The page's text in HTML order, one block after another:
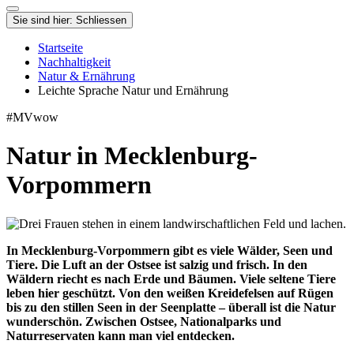
Sie sind hier: Schliessen
Startseite
Nachhaltigkeit
Natur & Ernährung
Leichte Sprache Natur und Ernährung
#MVwow
Natur in Mecklenburg-
Vorpommern
In Mecklenburg-Vorpommern gibt es viele Wälder, Seen und
Tiere. Die Luft an der Ostsee ist salzig und frisch. In den
Wäldern riecht es nach Erde und Bäumen. Viele seltene Tiere
leben hier geschützt. Von den weißen Kreidefelsen auf Rügen
bis zu den stillen Seen in der Seenplatte – überall ist die Natur
wunderschön. Zwischen Ostsee, Nationalparks und
Naturreservaten kann man viel entdecken.